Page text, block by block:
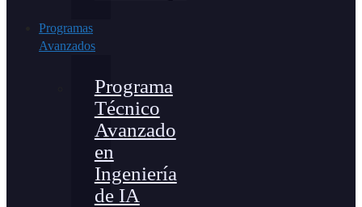
Programas
Avanzados
Programa
Técnico
Avanzado
en
Ingeniería
de IA